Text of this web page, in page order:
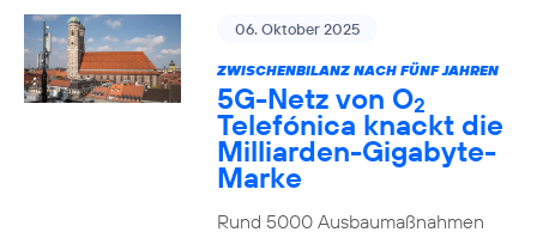
06. Oktober 2025
ZWISCHENBILANZ NACH FÜNF JAHREN
5G-Netz von O2
Telefónica knackt die
Milliarden-Gigabyte-
Marke
Rund 5000 Ausbaumaßnahmen